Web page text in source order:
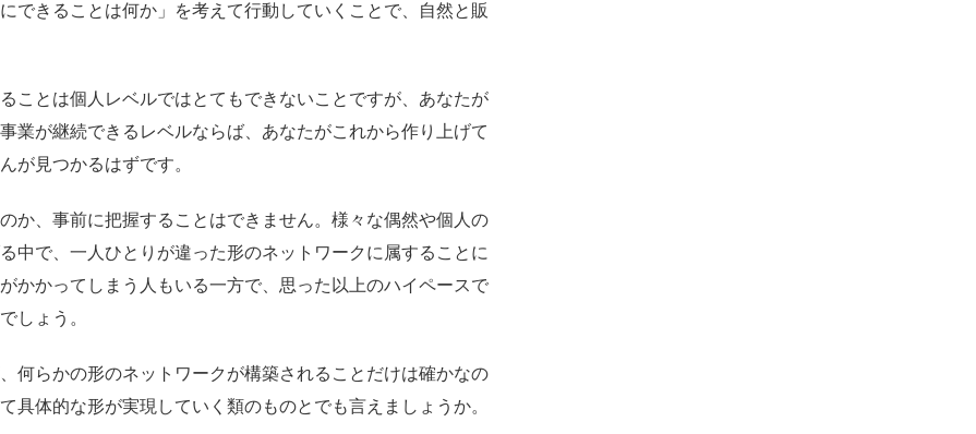
できることは何か」を考えて行動していくことで、自然と販
ことは個人レベルではとてもできないことですが、あなたが
業が継続できるレベルならば、あなたがこれから作り上げて
が見つかるはずです。
か、事前に把握することはできません。様々な偶然や個人の
中で、一人ひとりが違った形のネットワークに属することに
かかってしまう人もいる一方で、思った以上のハイペースで
しょう。
何らかの形のネットワークが構築されることだけは確かなの
具体的な形が実現していく類のものとでも言えましょうか。